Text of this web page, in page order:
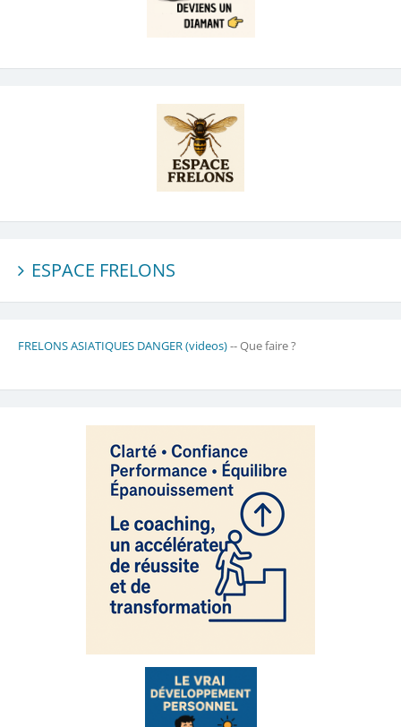
ESPACE FRELONS
FRELONS ASIATIQUES DANGER (videos)-- Que faire ?